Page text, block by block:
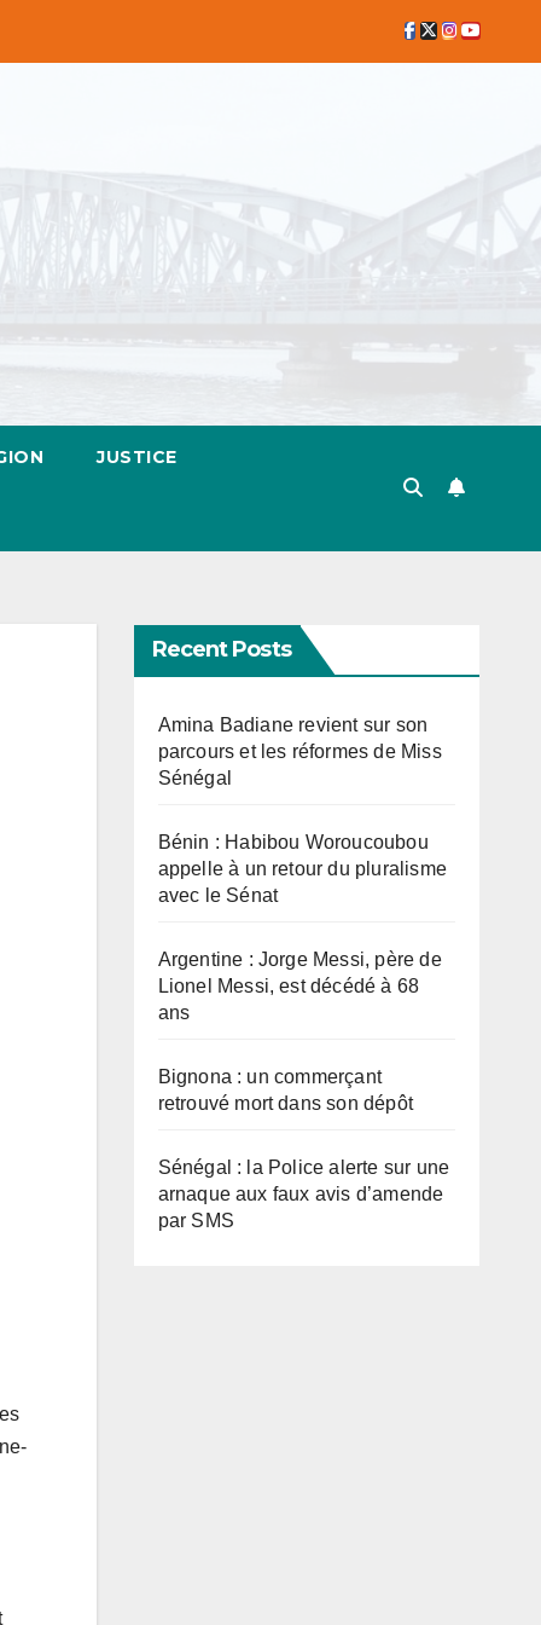
JUSTICE
Recent Posts
Amina Badiane revient sur son
parcours et les réformes de Miss
Sénégal
Bénin : Habibou Woroucoubou
appelle à un retour du pluralisme
avec le Sénat
Argentine : Jorge Messi, père de
Lionel Messi, est décédé à 68
ans
Bignona : un commerçant
retrouvé mort dans son dépôt
Sénégal : la Police alerte sur une
arnaque aux faux avis d’amende
par SMS